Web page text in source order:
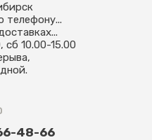
телефону...
сб 10.00-15.00
48-66